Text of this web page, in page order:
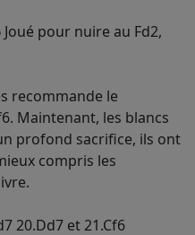
Joué pour nuire au Fd2,
recommande le
Maintenant, les blancs
profond sacrifice, ils ont
compris les
20.Dd7 et 21.Cf6